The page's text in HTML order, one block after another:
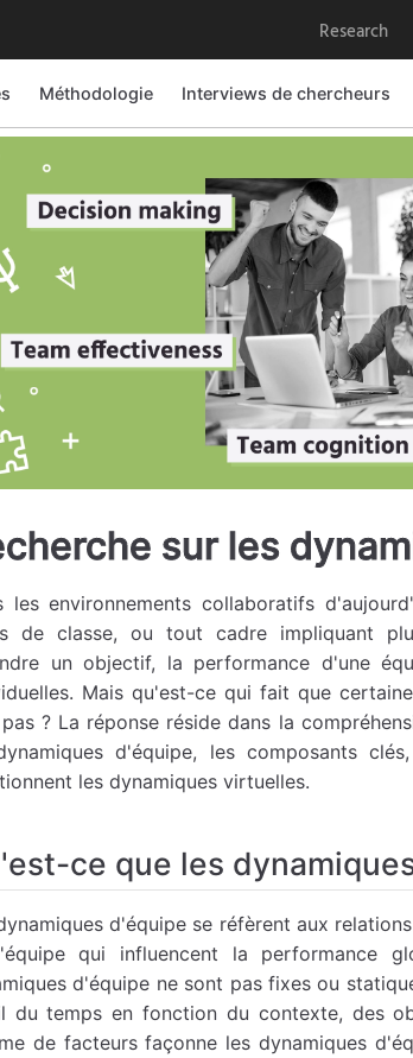
Research
Méthodologie Interviews de chercheurs
sur les
les environnements collaboratifs
de classe, ou tout cadre impliquant
un objectif, la performance d'une
Mais qu'est-ce qui fait que
? La réponse réside dans la
d'équipe, les composants
les dynamiques virtuelles.
ce que les
d'équipe se réfèrent aux
qui influencent la performance
d'équipe ne sont pas fixes ou
du temps en fonction du contexte, des
de facteurs façonne les dynamiques